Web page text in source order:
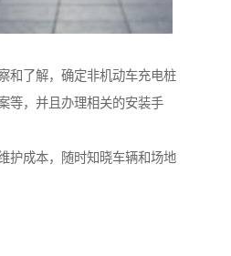
和了解，确定非机动车充电桩
等，并且办理相关的安装手
护成本，随时知晓车辆和场地